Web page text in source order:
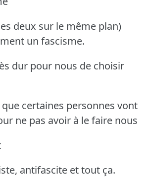
deux sur le même plan)
un fascisme.
dur pour nous de choisir
certaines personnes vont
ne pas avoir à le faire nous
antifascite et tout ça.